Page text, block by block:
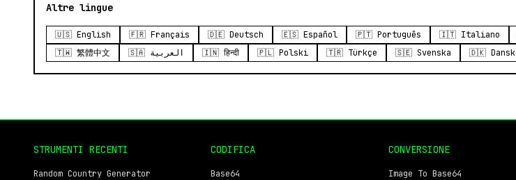
Altre lingue
🇺🇸 English 🇫🇷 Français 🇩🇪 Deutsch 🇪🇸 Español 🇵🇹 Português 🇮🇹 Italiano
🇹🇼 繁體中文
🇸🇦 العربية 🇮🇳 हिन्दी 🇵🇱 Polski 🇹🇷 Türkçe 🇸🇪 Svenska 🇩🇰 Dansk
STRUMENTI RECENTI
Random Country Generator
CODIFICA
Base64
CONVERSIONE
Image To Base64